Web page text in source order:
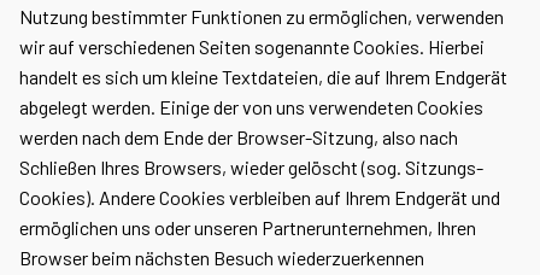
Nutzung bestimmter Funktionen zu ermöglichen, verwenden
wir auf verschiedenen Seiten sogenannte Cookies. Hierbei
handelt es sich um kleine Textdateien, die auf Ihrem Endgerät
abgelegt werden. Einige der von uns verwendeten Cookies
werden nach dem Ende der Browser-Sitzung, also nach
Schließen Ihres Browsers, wieder gelöscht (sog. Sitzungs-
Cookies). Andere Cookies verbleiben auf Ihrem Endgerät und
ermöglichen uns oder unseren Partnerunternehmen, Ihren
Browser beim nächsten Besuch wiederzuerkennen